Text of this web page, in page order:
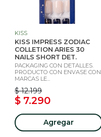
KISS
KISS IMPRESS ZODIAC
COLLETION ARIES 30
NAILS SHORT DET.
PACKAGING CON DETALLES.
PRODUCTO CON ENVASE CON
MARCAS LE...
$ 12.199
$ 7.290
Agregar